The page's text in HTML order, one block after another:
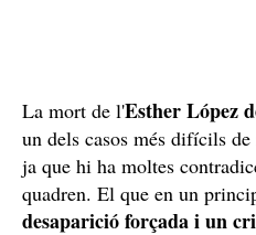
La mort de l'Esther López
un dels casos més difícils
ja que hi ha moltes
quadren. El que en un
desaparició forçada i un